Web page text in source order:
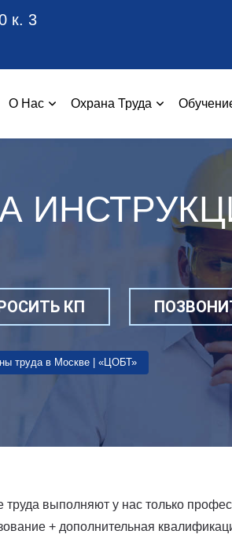
к. 3
О Нас Охрана Труда
КП
труда в Москве | «ЦОБТ»
труда выполняют у нас только
+ дополнительная